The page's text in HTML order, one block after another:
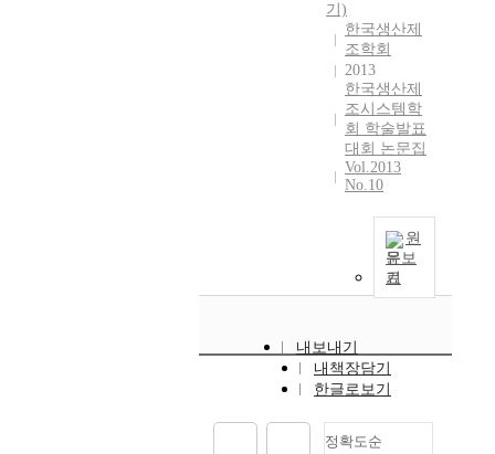
기)
한국생산제
조학회
2013
한국생산제
조시스템학
회 학술발표
대회 논문집
Vol.2013
No.10
원
문보
기
내보내기
내책장담기
한글로보기
정확도순